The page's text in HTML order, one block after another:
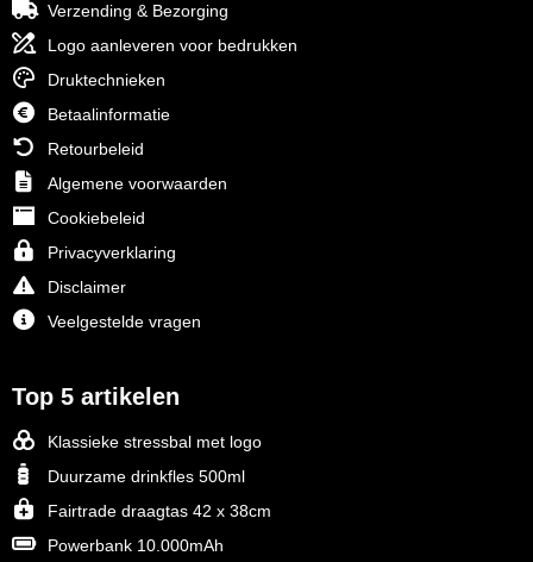
Verzending & Bezorging
Logo aanleveren voor bedrukken
Druktechnieken
Betaalinformatie
Retourbeleid
Algemene voorwaarden
Cookiebeleid
Privacyverklaring
Disclaimer
Veelgestelde vragen
Top 5 artikelen
Klassieke stressbal met logo
Duurzame drinkfles 500ml
Fairtrade draagtas 42 x 38cm
Powerbank 10.000mAh